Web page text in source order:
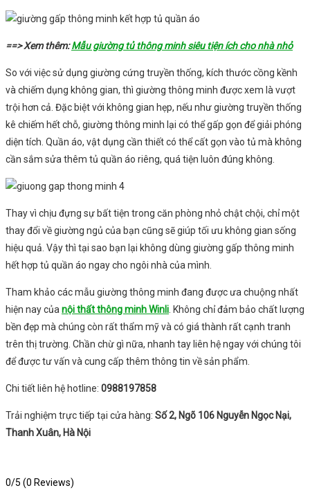
==> Xem thêm:Mẫu giường tủ thông minh siêu tiện ích cho nhà nhỏ
So với việc sử dụng giường cứng truyền thống, kích thước cồng kềnh
và chiếm dụng không gian, thì giường thông minh được xem là vượt
trội hơn cả. Đặc biệt với không gian hẹp, nếu như giường truyền thống
kê chiếm hết chỗ, giường thông minh lại có thể gấp gọn để giải phóng
diện tích. Quần áo, vật dụng cần thiết có thể cất gọn vào tủ mà không
cần sắm sửa thêm tủ quần áo riêng, quá tiện luôn đúng không.
Thay vì chịu đựng sự bất tiện trong căn phòng nhỏ chật chội, chỉ một
thay đổi về giường ngủ của bạn cũng sẽ giúp tối ưu không gian sống
hiệu quả. Vậy thì tại sao bạn lại không dùng giường gấp thông minh
hết hợp tủ quần áo ngay cho ngôi nhà của mình.
Tham khảo các mẫu giường thông minh đang được ưa chuộng nhất
hiện nay của nội thất thông minh Winli . Không chỉ đảm bảo chất lượng
bền đẹp mà chúng còn rất thẩm mỹ và có giá thành rất cạnh tranh
trên thị trường. Chần chừ gì nữa, nhanh tay liên hệ ngay với chúng tôi
để được tư vấn và cung cấp thêm thông tin về sản phẩm.
Chi tiết liên hệ hotline: 0988197858
Trải nghiệm trực tiếp tại cửa hàng: Số 2, Ngõ 106 Nguyễn Ngọc Nại,
Thanh Xuân, Hà Nội
0/5 (0 Reviews)